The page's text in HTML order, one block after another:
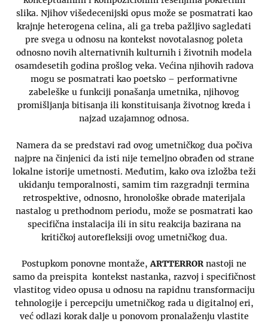
slika. Njihov višedecenijski opus može se posmatrati kao
krajnje heterogena celina, ali ga treba pažljivo sagledati
pre svega u odnosu na kontekst novotalasnog poleta
odnosno novih alternativnih kulturnih i životnih modela
osamdesetih godina prošlog veka. Većina njihovih radova
mogu se posmatrati kao poetsko – performativne
zabeleške u funkciji ponašanja umetnika, njihovog
promišljanja bitisanja ili konstituisanja životnog kreda i
najzad uzajamnog odnosa.
Namera da se predstavi rad ovog umetničkog dua počiva
najpre na činjenici da isti nije temeljno obrađen od strane
lokalne istorije umetnosti. Međutim, kako ova izložba teži
ukidanju temporalnosti, samim tim razgradnji termina
retrospektive, odnosno, hronološke obrade materijala
nastalog u prethodnom periodu, može se posmatrati kao
specifična instalacija ili in situ reakcija bazirana na
kritičkoj autorefleksiji ovog umetničkog dua.
Postupkom ponovne montaže,ARTTERRORnastoji ne
samo da preispita kontekst nastanka, razvoj i specifičnost
vlastitog video opusa u odnosu na rapidnu transformaciju
tehnologije i percepciju umetničkog rada u digitalnoj eri,
već odlazi korak dalje u ponovom pronalaženju vlastite